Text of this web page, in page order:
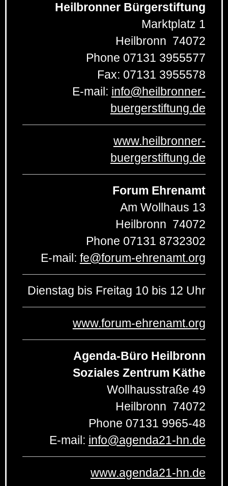
Heilbronner Bürgerstiftung
Marktplatz 1
74072
Heilbronn
Phone 07131 3955577
Fax: 07131 3955578
E-mail: info@heilbronner-
buergerstiftung.de
www.heilbronner-
buergerstiftung.de
Forum Ehrenamt
Am Wollhaus 13
74072
Heilbronn
Phone 07131 8732302
E-mail: fe@forum-ehrenamt.org
Dienstag bis Freitag 10 bis 12 Uhr
www.forum-ehrenamt.org
Agenda-Büro Heilbronn
Soziales Zentrum Käthe
Wollhausstraße 49
74072
Heilbronn
Phone 07131 9965-48
E-mail: info@agenda21-hn.de
www.agenda21-hn.de